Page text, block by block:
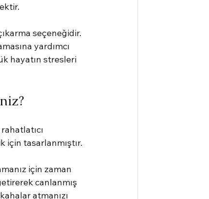
seçeneğidir.
yardımcı
hayatın stresleri
için tasarlanmıştır.
için zaman
canlanmış
atmanızı